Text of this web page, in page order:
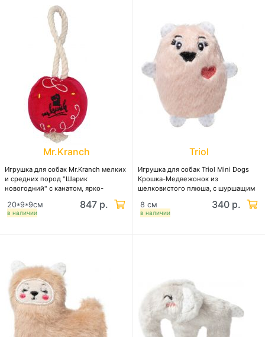
Mr.Kranch
Игрушка для собак Mr.Kranch мелких
и средних пород "Шарик
новогодний" с канатом, ярко-
в наличии
20*9*9см 847 р.
Triol
Игрушка для собак Triol Mini Dogs
Крошка-Медвежонок из
шелковистого плюша, с шуршащим
в наличии
8 см 340 р.